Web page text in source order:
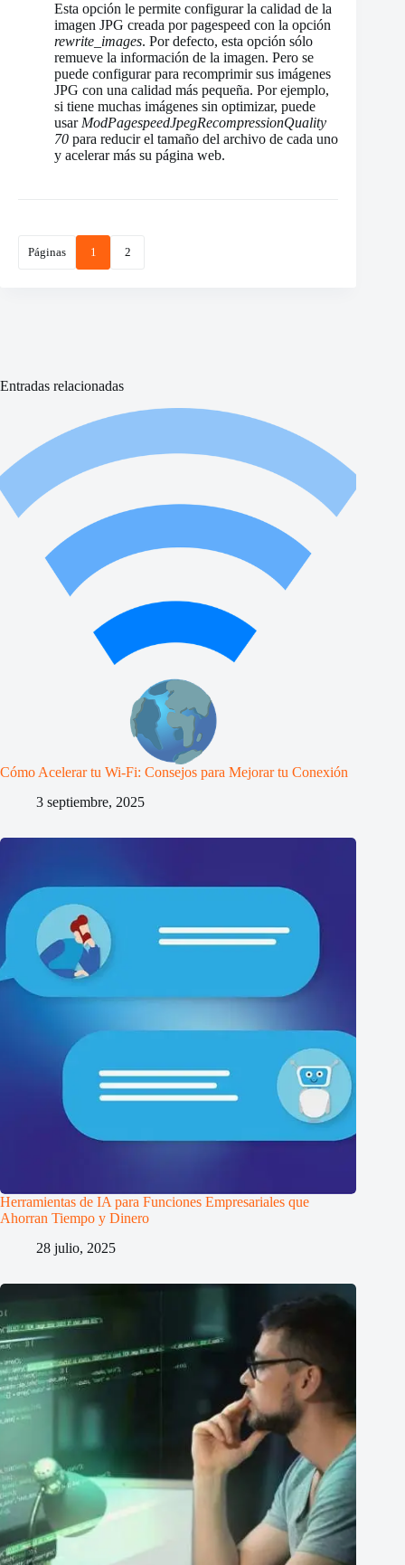
Esta opción le permite configurar la calidad de la
imagen JPG creada por pagespeed con la opción
rewrite_images. Por defecto, esta opción sólo
remueve la información de la imagen. Pero se
puede configurar para recomprimir sus imágenes
JPG con una calidad más pequeña. Por ejemplo,
si tiene muchas imágenes sin optimizar, puede
usar ModPagespeedJpegRecompressionQuality
70 para reducir el tamaño del archivo de cada uno
y acelerar más su página web.
Páginas 1 2
Entradas relacionadas
Cómo Acelerar tu Wi-Fi: Consejos para Mejorar tu Conexión
3 septiembre, 2025
Herramientas de IA para Funciones Empresariales que
Ahorran Tiempo y Dinero
28 julio, 2025